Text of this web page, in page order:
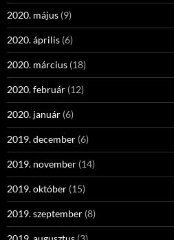
2020. május (9)
2020. április (6)
2020. március (18)
2020. február (12)
2020. január (6)
2019. december (6)
2019. november (14)
2019. október (15)
2019. szeptember (8)